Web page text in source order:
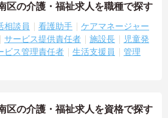
区の介護・福祉求人を職種で探す
相談員 看護助手
ケアマネージャー
サービス提供責任者 施設長
児童発
ビス管理責任者 生活支援員
管理
区の介護・福祉求人を資格で探す